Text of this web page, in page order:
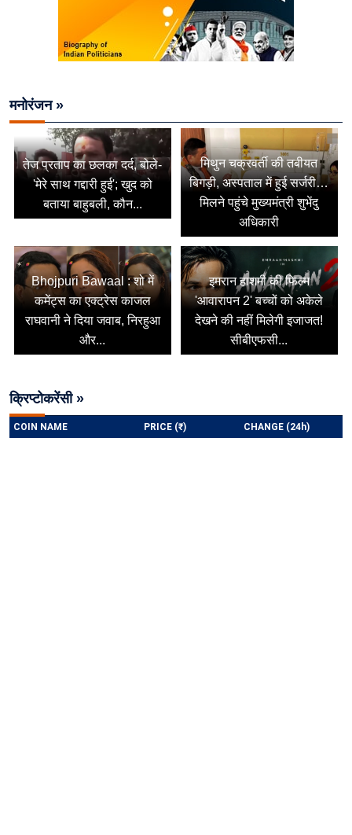
मनोरंजन »
तेज प्रताप का छलका दर्द, बोले-
'मेरे साथ गद्दारी हुई'; खुद को
बताया बाहुबली, कौन...
मिथुन चक्रवर्ती की तबीयत
बिगड़ी, अस्पताल में हुई सर्जरी…
मिलने पहुंचे मुख्यमंत्री शुभेंदु
अधिकारी
Bhojpuri Bawaal : शो में
कमेंट्स का एक्ट्रेस काजल
राघवानी ने दिया जवाब, निरहुआ
और...
इमरान हाशमी की फिल्म
'आवारापन 2' बच्चों को अकेले
देखने की नहीं मिलेगी इजाजत!
सीबीएफसी...
क्रिप्टोकरेंसी »